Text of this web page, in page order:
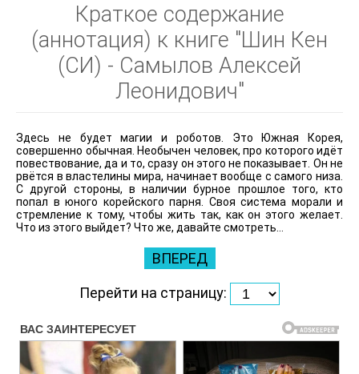
Краткое содержание
(аннотация) к книге "Шин Кен
(СИ) - Самылов Алексей
Леонидович"
Здесь не будет магии и роботов. Это Южная Корея,
совершенно обычная. Необычен человек, про которого идёт
повествование, да и то, сразу он этого не показывает. Он не
рвётся в властелины мира, начинает вообще с самого низа.
С другой стороны, в наличии бурное прошлое того, кто
попал в юного корейского парня. Своя система морали и
стремление к тому, чтобы жить так, как он этого желает.
Что из этого выйдет? Что же, давайте смотреть…
ВПЕРЕД
Перейти на страницу: